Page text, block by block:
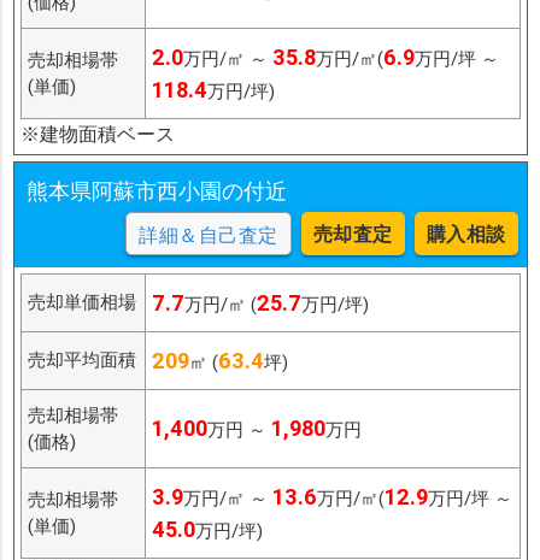
売却相場帯
(単価)
2.0万円/㎡ ～ 35.8万円/㎡(6.9万円/坪 ～
118.4万円/坪)
※建物面積ベース
熊本県阿蘇市西小園の付近
詳細＆自己査定 売却査定 購入相談
売却単価相場 7.7万円/㎡ (25.7万円/坪)
売却平均面積 209㎡ (63.4坪)
売却相場帯
(価格)
1,400万円 ～ 1,980万円
売却相場帯
(単価)
3.9万円/㎡ ～ 13.6万円/㎡(12.9万円/坪 ～
45.0万円/坪)